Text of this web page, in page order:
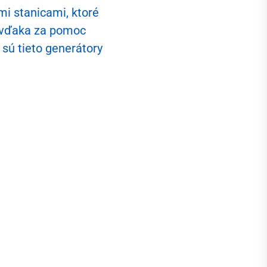
stanicami, ktoré
za pomoc
tieto generátory